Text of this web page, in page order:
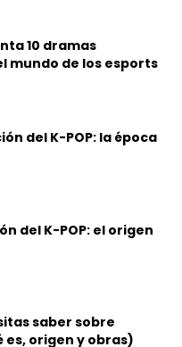
10 dramas
mundo de los esports
del K-POP: la época
del K-POP: el origen
saber sobre
es, origen y obras)